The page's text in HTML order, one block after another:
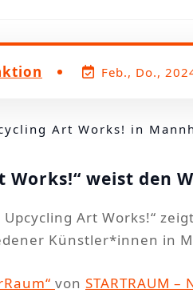
Feb., Do.,
Art Works! in
weist den
Art Works!“
Künstler*innen in
von STARTRAUM –